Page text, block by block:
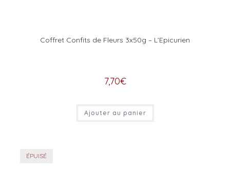
Coffret Confits de Fleurs 3x50g – L’Epicurien
7,70€
Ajouter au panier
ÉPUISÉ